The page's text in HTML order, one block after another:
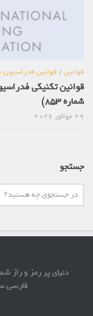
قوانین/قوانین فدراسیون
شماره 853)
جستجو
دنیای پر رمز و راز شمشیربازی © 2026. حق
فارسی